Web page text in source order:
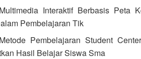
Interaktif Berbasis Peta
Pembelajaran Tik
Pembelajaran Student
Hasil Belajar Siswa Sma